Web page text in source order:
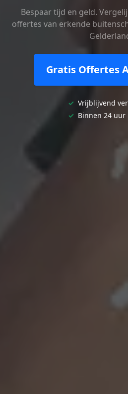
Bespaar tijd en geld.
offertes van erkende
Gratis Offertes
✓ Vrijblijvend
✓ Binnen 24 uur